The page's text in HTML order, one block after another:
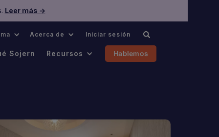
Leer más →
Acerca de Iniciar sesión
Sojern Recursos Hablemos